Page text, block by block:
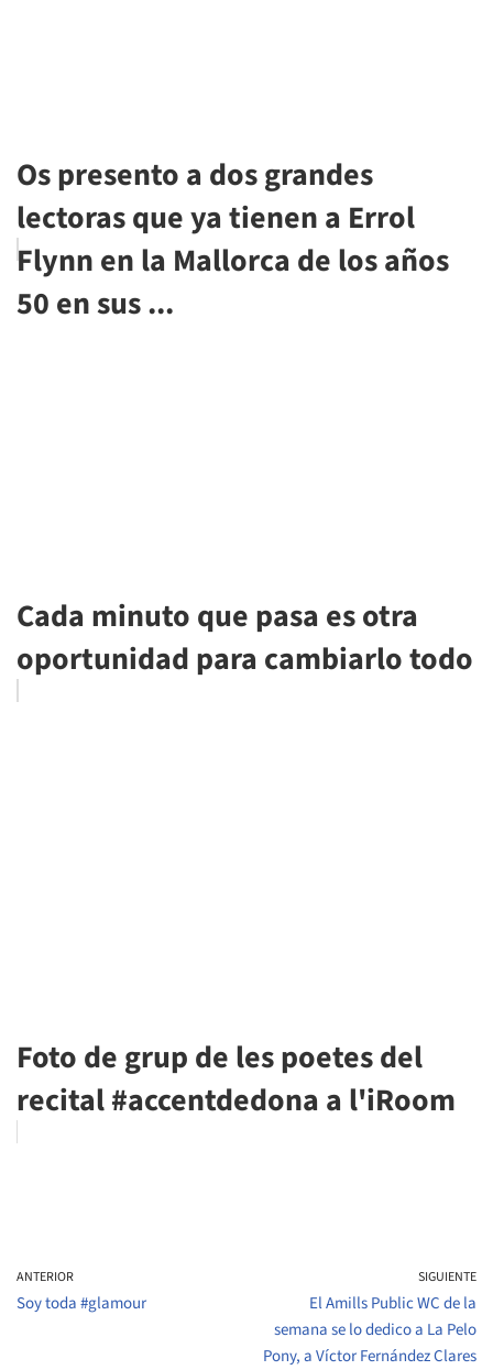
Os presento a dos grandes
lectoras que ya tienen a Errol
Flynn en la Mallorca de los años
50 en sus ...
Cada minuto que pasa es otra
oportunidad para cambiarlo todo
Foto de grup de les poetes del
recital #accentdedona a l'iRoom
ANTERIOR
Soy toda #glamour
SIGUIENTE
El Amills Public WC de la
semana se lo dedico a La Pelo
Pony, a Víctor Fernández Clares